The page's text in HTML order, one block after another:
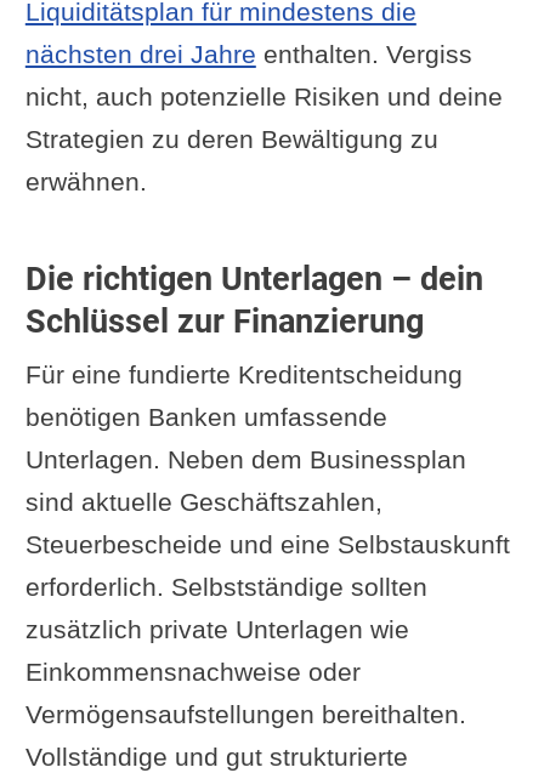
Liquiditätsplan für mindestens die
nächsten drei Jahre enthalten. Vergiss
nicht, auch potenzielle Risiken und deine
Strategien zu deren Bewältigung zu
erwähnen.
Die richtigen Unterlagen – dein
Schlüssel zur Finanzierung
Für eine fundierte Kreditentscheidung
benötigen Banken umfassende
Unterlagen. Neben dem Businessplan
sind aktuelle Geschäftszahlen,
Steuerbescheide und eine Selbstauskunft
erforderlich. Selbstständige sollten
zusätzlich private Unterlagen wie
Einkommensnachweise oder
Vermögensaufstellungen bereithalten.
Vollständige und gut strukturierte